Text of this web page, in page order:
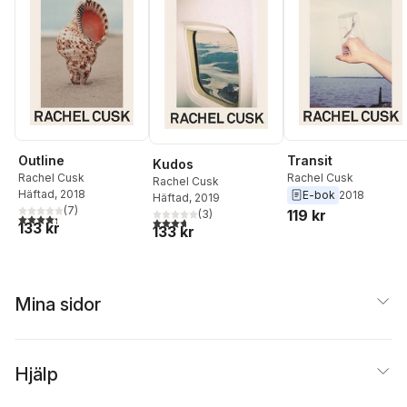
Outline
Rachel Cusk
Häftad, 2018
4,3utav 5 stjärnor. Totalt antal röster:
(7)
133 kr
Kudos
Rachel Cusk
Häftad, 2019
3,7utav 5 stjärnor. Totalt antal röster:
(3)
133 kr
Transit
Rachel Cusk
E-bok 2018
119 kr
Mina sidor
Hjälp